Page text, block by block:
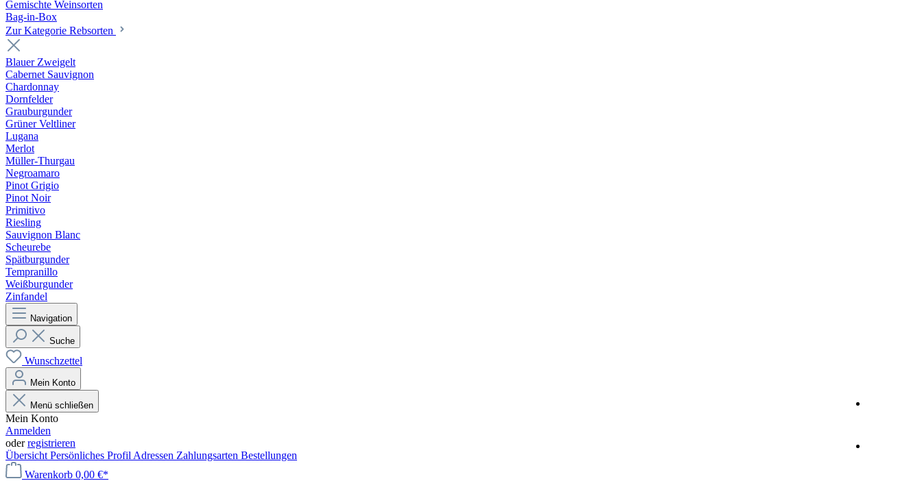
Gemischte Weinsorten
Bag-in-Box
Zur Kategorie Rebsorten
Blauer Zweigelt
Cabernet Sauvignon
Chardonnay
Dornfelder
Grauburgunder
Grüner Veltliner
Lugana
Merlot
Müller-Thurgau
Negroamaro
Pinot Grigio
Pinot Noir
Primitivo
Riesling
Sauvignon Blanc
Scheurebe
Spätburgunder
Tempranillo
Weißburgunder
Zinfandel
Navigation
Suche
Wunschzettel
Mein Konto
Menü schließen
Mein Konto
Anmelden
oderregistrieren
Übersicht Persönliches Profil Adressen Zahlungsarten Bestellungen
Warenkorb 0,00 €*